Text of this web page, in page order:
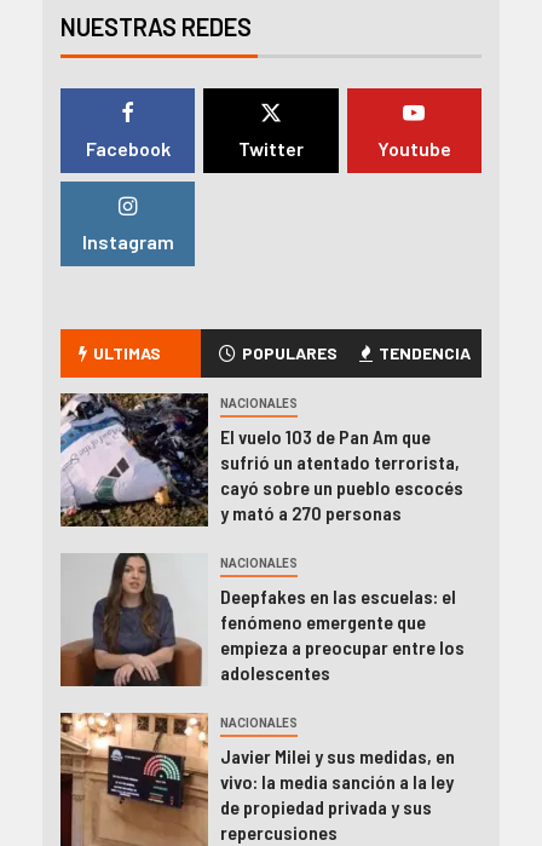
NUESTRAS REDES
Facebook Twitter Youtube
Instagram
ULTIMAS POPULARES TENDENCIA
NACIONALES
El vuelo 103 de Pan Am que
sufrió un atentado terrorista,
cayó sobre un pueblo escocés
y mató a 270 personas
NACIONALES
Deepfakes en las escuelas: el
fenómeno emergente que
empieza a preocupar entre los
adolescentes
NACIONALES
Javier Milei y sus medidas, en
vivo: la media sanción a la ley
de propiedad privada y sus
repercusiones